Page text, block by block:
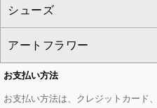
eur3
タンクトップ・キャミソ
スウェット・ジャージー
その他のトップス
その他のパンツ
その他のスカート
セットアップジャケット
セットアップパンツ
セットアップスカート
ダッフルコート
チェスターコート
モッズコート
ストール・マフラー・ス
ベルト・サスペンダー
帽子
ネックレス
ピアス・イヤリング
ブレスレット・バングル
すべてのバッグ
トートバッグ
ショルダーバッグ
シューズ
すべてのシューズ
パンプス
アートフラワー
すべてのアートフラワー
お支払い方法
お支払い方法は、クレジットカード